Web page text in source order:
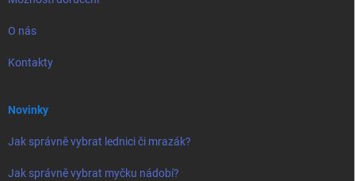
O nás
Kontakty
Novinky
Jak správně vybrat lednici či mrazák?
Jak správně vybrat myčku nádobí?